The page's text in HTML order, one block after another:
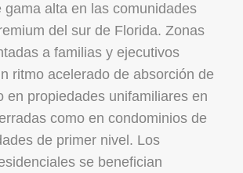
gama alta en las comunidades
del sur de Florida. Zonas
a familias y ejecutivos
ritmo acelerado de absorción de
en propiedades unifamiliares en
como en condominios de
de primer nivel. Los
se benefician